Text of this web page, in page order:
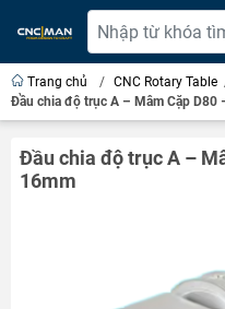
Trang chủ / CNC Rotary Table
Đầu chia độ trục A – Mâm Cặp D80
Đầu chia độ trục A –
16mm